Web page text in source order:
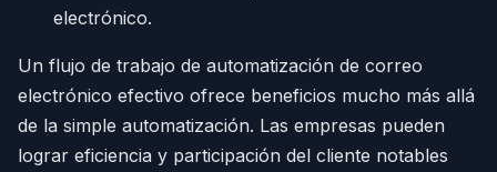
electrónico.
Un flujo de trabajo de automatización de correo
electrónico efectivo ofrece beneficios mucho más allá
de la simple automatización. Las empresas pueden
lograr eficiencia y participación del cliente notables